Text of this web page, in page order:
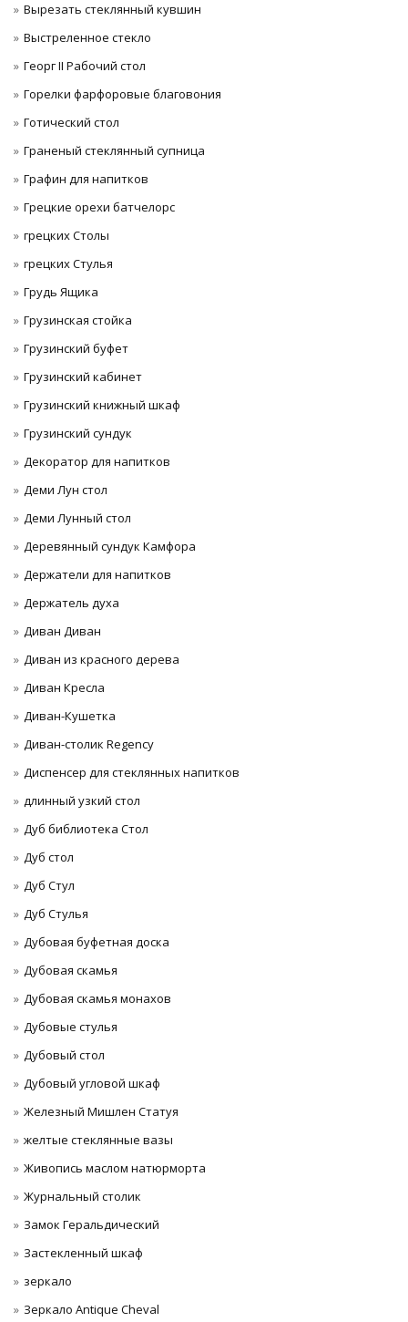
Вырезать стеклянный кувшин
Выстреленное стекло
Георг II Рабочий стол
Горелки фарфоровые благовония
Готический стол
Граненый стеклянный супница
Графин для напитков
Грецкие орехи батчелорс
грецких Столы
грецких Стулья
Грудь Ящика
Грузинская стойка
Грузинский буфет
Грузинский кабинет
Грузинский книжный шкаф
Грузинский сундук
Декоратор для напитков
Деми Лун стол
Деми Лунный стол
Деревянный сундук Камфора
Держатели для напитков
Держатель духа
Диван Диван
Диван из красного дерева
Диван Кресла
Диван-Кушетка
Диван-столик Regency
Диспенсер для стеклянных напитков
длинный узкий стол
Дуб библиотека Стол
Дуб стол
Дуб Стул
Дуб Стулья
Дубовая буфетная доска
Дубовая скамья
Дубовая скамья монахов
Дубовые стулья
Дубовый стол
Дубовый угловой шкаф
Железный Мишлен Статуя
желтые стеклянные вазы
Живопись маслом натюрморта
Журнальный столик
Замок Геральдический
Застекленный шкаф
зеркало
Зеркало Antique Cheval